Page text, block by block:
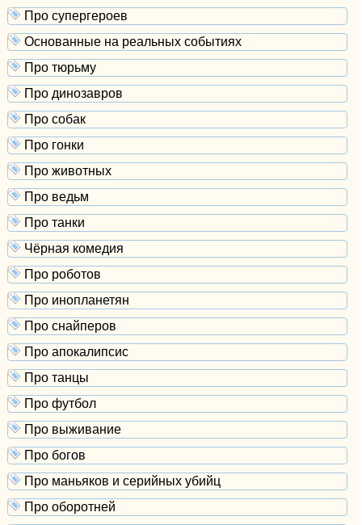
Про супергероев
Основанные на реальных событиях
Про тюрьму
Про динозавров
Про собак
Про гонки
Про животных
Про ведьм
Про танки
Чёрная комедия
Про роботов
Про инопланетян
Про снайперов
Про апокалипсис
Про танцы
Про футбол
Про выживание
Про богов
Про маньяков и серийных убийц
Про оборотней